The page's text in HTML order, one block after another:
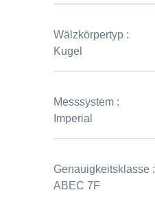
Wälzkörpertyp :
Kugel
Messsystem :
Imperial
Genauigkeitsklasse :
ABEC 7F